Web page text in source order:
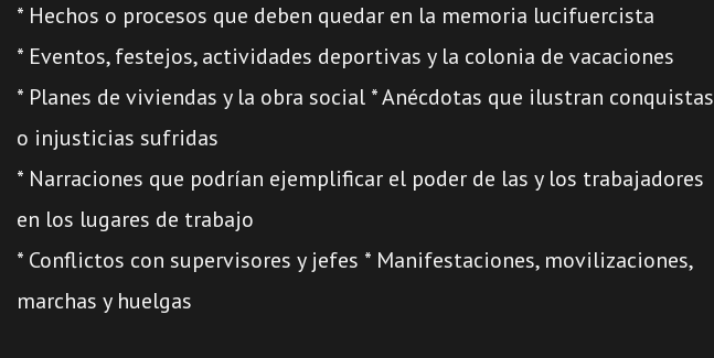
* Hechos o procesos que deben quedar en la memoria lucifuercista
* Eventos, festejos, actividades deportivas y la colonia de vacaciones
* Planes de viviendas y la obra social * Anécdotas que ilustran conquistas
o injusticias sufridas
* Narraciones que podrían ejemplificar el poder de las y los trabajadores
en los lugares de trabajo
* Conflictos con supervisores y jefes * Manifestaciones, movilizaciones,
marchas y huelgas